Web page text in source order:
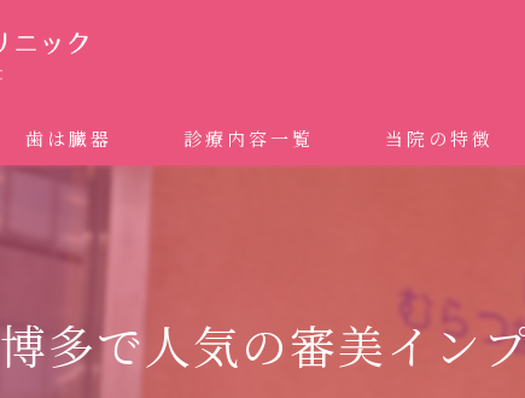
歯は臓器 診療内容一覧
矯正歯科 (インビザライン、マウスピース矯
ホワイトニング
当院の特徴
ドクターむらつの
博多で人気の審美イン